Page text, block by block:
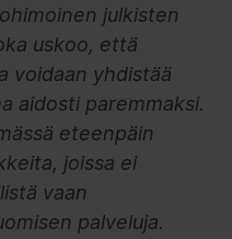
julkisten
uskoo, että
voidaan yhdistää
aidosti paremmaksi.
eteenpäin
joissa ei
vaan
palveluja.